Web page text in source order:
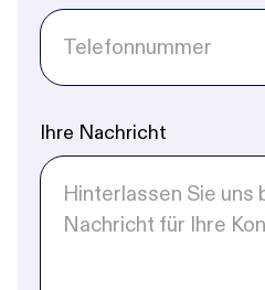
Ihre Nachricht